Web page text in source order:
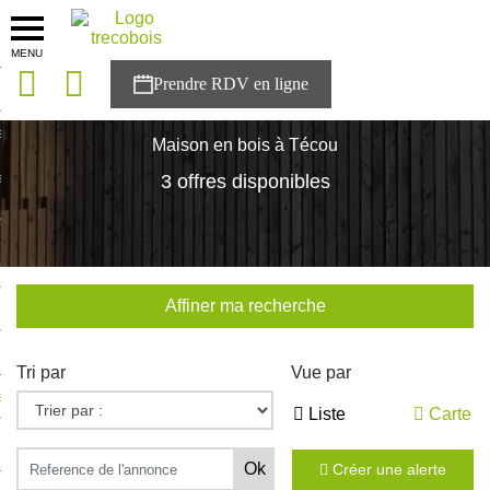
MENU
solutions
Trecobois
à NESTOR
Maison en bois à Técou
3 offres disponibles
Affiner ma recherche
Tri par Vue par
Liste Carte
Créer une alerte